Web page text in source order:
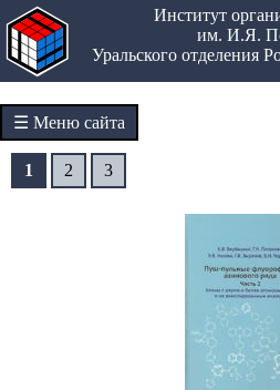
Институт
им. И.Я.
Уральского отделения
☰ Меню сайта
1 2 3